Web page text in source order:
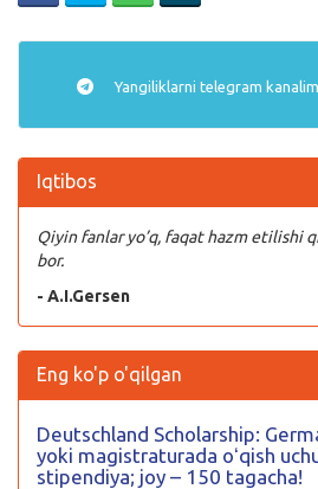
Yangiliklarni telegram
Iqtibos
Qiyin fanlar yo’q, faqat hazm etilishi
bor.
- A.I.Gersen
Eng ko'p o'qilgan
Deutschland Scholarship:
yoki magistraturada oʻqish
stipendiya; joy – 150 tagacha!